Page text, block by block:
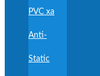
PVC xa
Anti-
Static